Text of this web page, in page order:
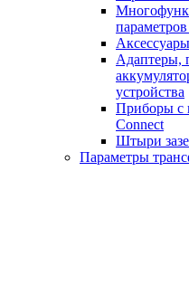
Адаптеры,
устройства
Приборы с
Connect
Штыри
Параметры